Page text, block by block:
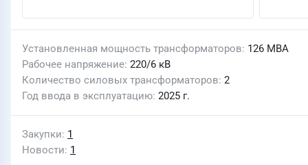
Установленная мощность трансформаторов 126 МВА
Рабочее напряжение 220/6 кВ
Количество силовых трансформаторов 2
Год ввода в эксплуатацию 2025 г.
Закупки 1
Новости 1